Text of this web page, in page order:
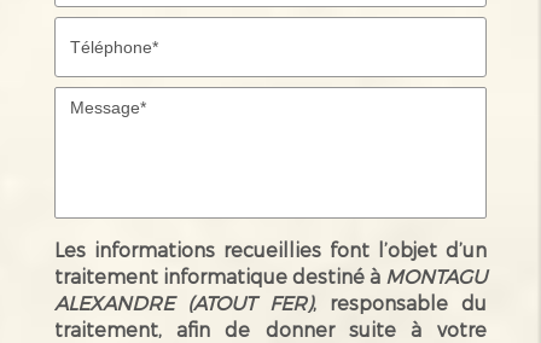
Les informations recueillies font l’objet d’un
traitement informatique destiné àMONTAGU
ALEXANDRE (ATOUT FER), responsable du
traitement, afin de donner suite à votre